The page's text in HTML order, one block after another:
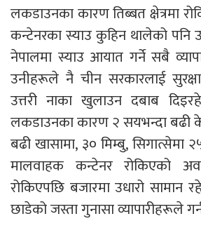
लकडाउनका कारण तिब्बत क्षेत्रमा
कन्टेनरका स्याउ कुहिन थालेको पनि
नेपालमा स्याउ आयात गर्ने सबै
उनीहरूले नै चीन सरकारलाई
उत्तरी नाका खुलाउन दबाब
लकडाउनका कारण २ सयभन्दा
बढी खासामा, ३० मिम्बु, सिगात्सेमा
मालवाहक कन्टेनर रोकिएको
रोकिएपछि बजारमा उधारो सामान
छाडेको जस्ता गुनासा व्यापारीहरूले